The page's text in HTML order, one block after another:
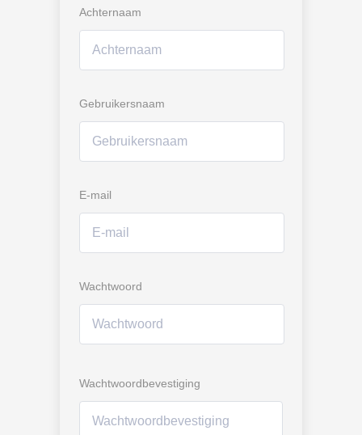
Achternaam
Gebruikersnaam
E-mail
Wachtwoord
Wachtwoordbevestiging